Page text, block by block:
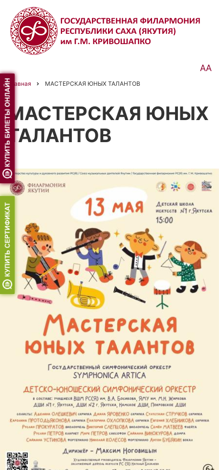
Перейти
основному
содержанию
АА
Строка
навигации
Главная МАСТЕРСКАЯ ЮНЫХ ТАЛАНТОВ
МАСТЕРСКАЯ ЮНЫХ
ТАЛАНТОВ